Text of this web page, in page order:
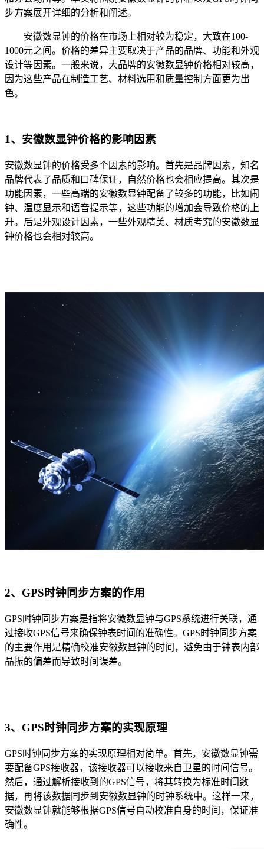
步方案展开详细的分析和阐述。
安徽数显钟的价格在市场上相对较为稳定，大致在100-
1000元之间。价格的差异主要取决于产品的品牌、功能和外观
设计等因素。一般来说，大品牌的安徽数显钟价格相对较高，
因为这些产品在制造工艺、材料选用和质量控制方面更为出
色。
1、安徽数显钟价格的影响因素
安徽数显钟的价格受多个因素的影响。首先是品牌因素，知名
品牌代表了品质和口碑保证，自然价格也会相应提高。其次是
功能因素，一些高端的安徽数显钟配备了较多的功能，比如闹
钟、温度显示和语音提示等，这些功能的增加会导致价格的上
升。后是外观设计因素，一些外观精美、材质考究的安徽数显
钟价格也会相对较高。
2、GPS时钟同步方案的作用
GPS时钟同步方案是指将安徽数显钟与GPS系统进行关联，通
过接收GPS信号来确保钟表时间的准确性。GPS时钟同步方案
的主要作用是精确校准安徽数显钟的时间，避免由于钟表内部
晶振的偏差而导致时间误差。
3、GPS时钟同步方案的实现原理
GPS时钟同步方案的实现原理相对简单。首先，安徽数显钟需
要配备GPS接收器，该接收器可以接收来自卫星的时间信号。
然后，通过解析接收到的GPS信号，将其转换为标准时间数
据，再将该数据同步到安徽数显钟的时钟系统中。这样一来，
安徽数显钟就能够根据GPS信号自动校准自身的时间，保证准
确性。